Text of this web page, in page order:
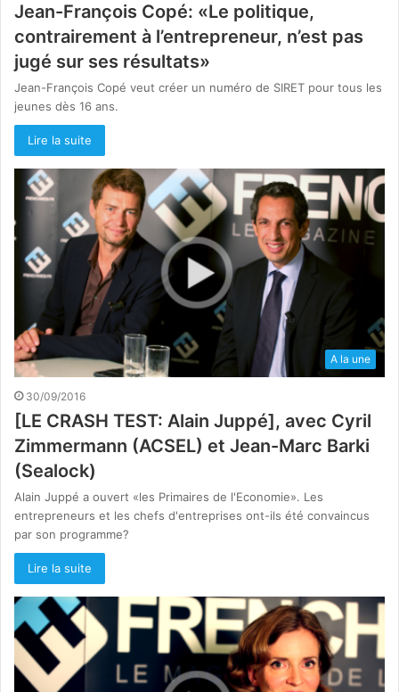
Jean-François Copé: «Le politique,
contrairement à l’entrepreneur, n’est pas
jugé sur ses résultats»
Jean-François Copé veut créer un numéro de SIRET pour tous les
jeunes dès 16 ans.
Lire la suite
A la une
30/09/2016
[LE CRASH TEST: Alain Juppé], avec Cyril
Zimmermann (ACSEL) et Jean-Marc Barki
(Sealock)
Alain Juppé a ouvert «les Primaires de l'Economie». Les
entrepreneurs et les chefs d'entreprises ont-ils été convaincus
par son programme?
Lire la suite